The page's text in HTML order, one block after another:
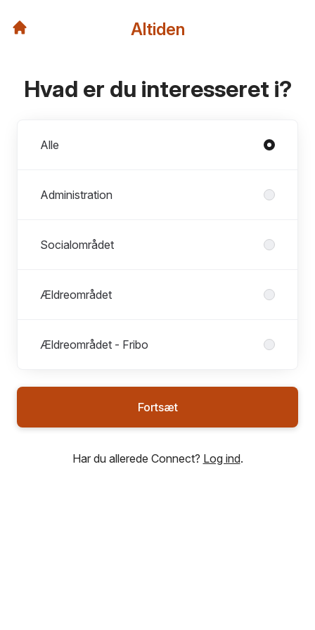
Altiden
Hvad er du interesseret i?
Alle
Administration
Socialområdet
Ældreområdet
Ældreområdet - Fribo
Fortsæt
Har du allerede Connect? Log ind.